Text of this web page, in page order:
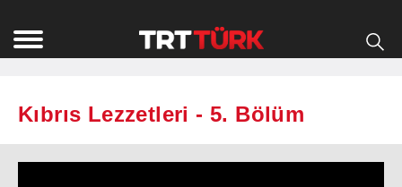
Kıbrıs Lezzetleri - 5. Bölüm